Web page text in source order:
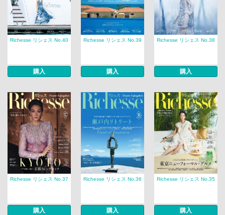
Richesse リシェス No.40
購入
Richesse リシェス No.39
購入
Richesse リシェス No.38
購入
Richesse リシェス No.37
購入
Richesse リシェス No.36
購入
Richesse リシェス No.35
購入